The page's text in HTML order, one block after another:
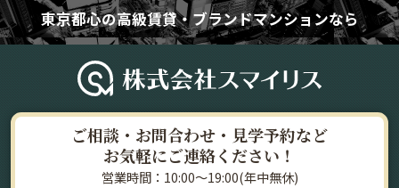
東京都心の高級賃貸・ブランドマンションなら
ご相談・お問合わせ・見学予約など
お気軽にご連絡ください！
営業時間：10:00～19:00(年中無休)